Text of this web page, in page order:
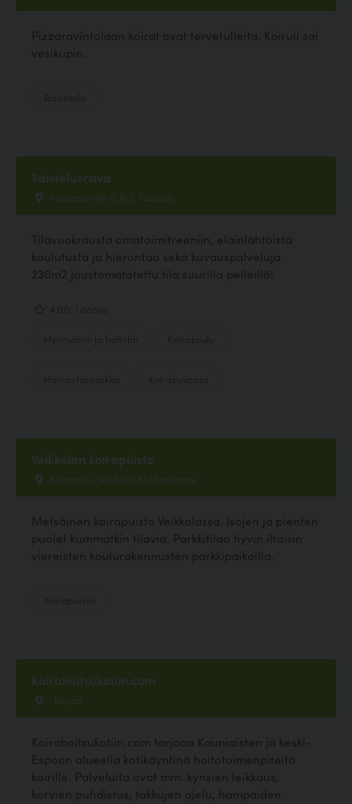
Pizzaravintolaan koirat ovat tervetulleita. Koiruli sai
vesikupin.
Taisteluorava
Puusepäntie 12 B 3, Tuusula
Tilavuokrausta omatoimitreeniin, eläinlähtöistä
koulutusta ja hierontaa sekä kuvauspalveluja.
230m2 joustomatotettu tila suurilla peileillä!
Veikkolan koirapuisto
Kisapolku, Veikkola, Kirkkonummi
Metsäinen koirapuisto Veikkolassa. Isojen ja pienten
puolet kummatkin tilavia. Parkkitilaa hyvin iltaisin
viereisten koulurakennusten parkkipaikoilla.
Koirahoitsukotiin.com
, Espoo
Koirahoitsukotiin.com tarjoaa Kauniaisten ja keski-
Espoon alueella kotikäyntinä hoitotoimenpiteitä
koirille. Palveluita ovat mm. kynsien leikkaus,
korvien puhdistus, takkujen ajelu, hampaiden